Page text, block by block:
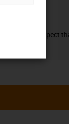
You can expect